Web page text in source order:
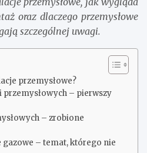
oraz dlaczego przemysłowe
szczególnej uwagi.
przemysłowe?
– pierwszy
– zrobione
gazowe – temat, którego nie